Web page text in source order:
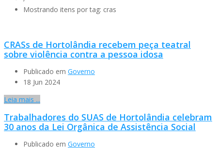
Mostrando itens por tag: cras
CRASs de Hortolândia recebem peça teatral
sobre violência contra a pessoa idosa
Publicado em Governo
18 Jun 2024
Leia mais ...
Trabalhadores do SUAS de Hortolândia celebram
30 anos da Lei Orgânica de Assistência Social
Publicado em Governo